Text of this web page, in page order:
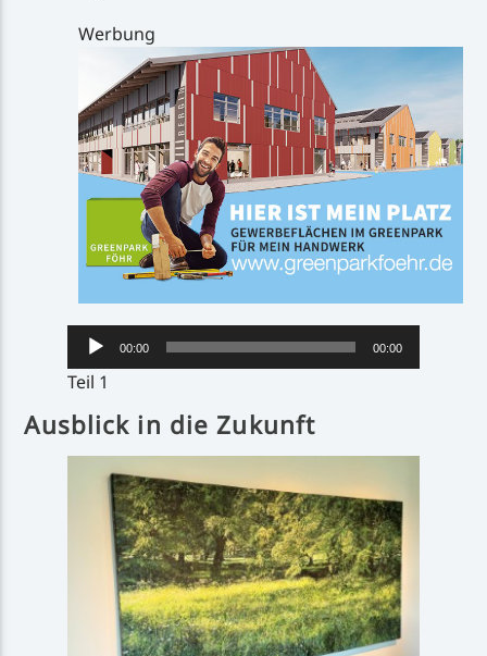
Werbung
Audio-
Player
00:00 00:00
Teil 1
Ausblick in die Zukunft